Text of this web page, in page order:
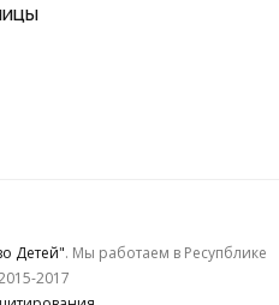
Детей". Мы работаем в Ресупблике
2017